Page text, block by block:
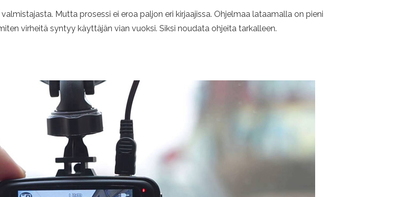
Mutta prosessi ei eroa paljon eri kirjaajissa. Ohjelmaa lataamalla on pieni
virheitä syntyy käyttäjän vian vuoksi. Siksi noudata ohjeita tarkalleen.